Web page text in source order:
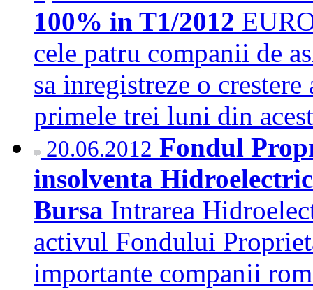
100% in T1/2012
cele patru companii de
sa inregistreze o
primele trei luni din
20.06.2012 Fondul
insolventa
Bursa Intrarea
activul Fondului
importante companii